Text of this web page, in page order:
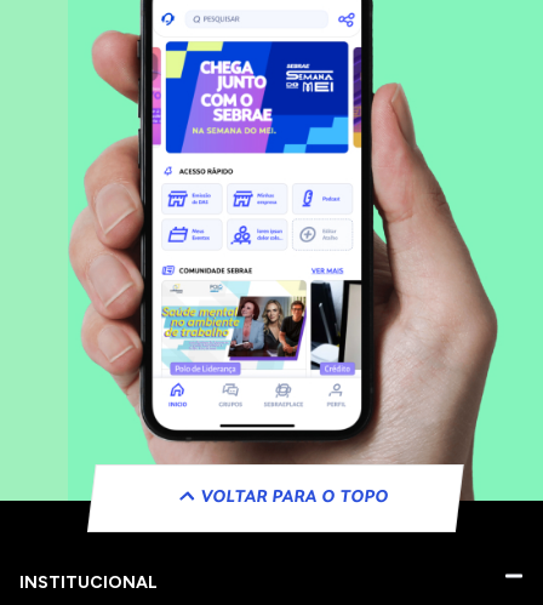
VOLTAR PARA O TOPO
INSTITUCIONAL